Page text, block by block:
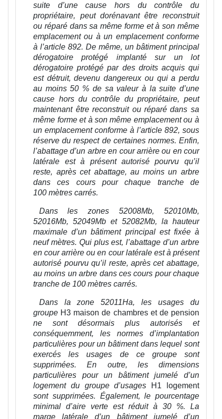
suite d’une cause hors du contrôle du
propriétaire, peut dorénavant être reconstruit
ou réparé dans sa même forme et à son même
emplacement ou à un emplacement conforme
à l’article 892. De même, un bâtiment principal
dérogatoire protégé implanté sur un lot
dérogatoire protégé par des droits acquis qui
est détruit, devenu dangereux ou qui a perdu
au moins 50 % de sa valeur à la suite d’une
cause hors du contrôle du propriétaire, peut
maintenant être reconstruit ou réparé dans sa
même forme et à son même emplacement ou à
un emplacement conforme à l’article 892, sous
réserve du respect de certaines normes. Enfin,
l’abattage d’un arbre en cour arrière ou en cour
latérale est à présent autorisé pourvu qu’il
reste, après cet abattage, au moins un arbre
dans ces cours pour chaque tranche de
100 mètres carrés.
Dans les zones 52008Mb, 52010Mb,
52016Mb, 52049Mb et 52082Mb, la hauteur
maximale d’un bâtiment principal est fixée à
neuf mètres. Qui plus est, l’abattage d’un arbre
en cour arrière ou en cour latérale est à présent
autorisé pourvu qu’il reste, après cet abattage,
au moins un arbre dans ces cours pour chaque
tranche de 100 mètres carrés.
Dans la zone 52011Ha, les usages du
groupe H3 maison de chambres et de pension
ne sont désormais plus autorisés et
conséquemment, les normes d’implantation
particulières pour un bâtiment dans lequel sont
exercés les usages de ce groupe sont
supprimées. En outre, les dimensions
particulières pour un bâtiment jumelé d’un
logement du groupe d’usages
H1 logement
sont supprimées. Également, le pourcentage
minimal d’aire verte est réduit à 30 %. La
marge latérale d’un bâtiment jumelé d’un